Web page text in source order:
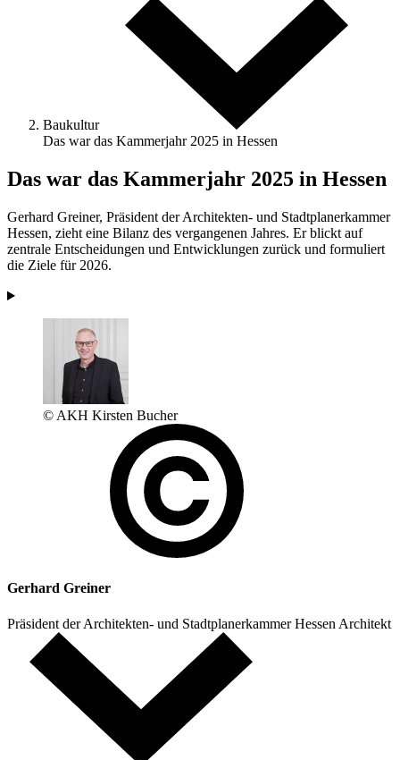
Baukultur
Das war das Kammerjahr 2025 in Hessen
Das war das Kammerjahr 2025 in Hessen
Gerhard Greiner, Präsident der Architekten- und Stadtplanerkammer
Hessen, zieht eine Bilanz des vergangenen Jahres. Er blickt auf
zentrale Entscheidungen und Entwicklungen zurück und formuliert
die Ziele für 2026.
© AKH Kirsten Bucher
Gerhard Greiner
Präsident der Architekten- und Stadtplanerkammer Hessen Architekt